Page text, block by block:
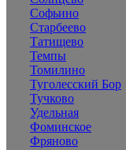
Софьино
Старбеево
Татищево
Темпы
Томилино
Туголесский Бор
Тучково
Удельная
Фоминское
Фряново